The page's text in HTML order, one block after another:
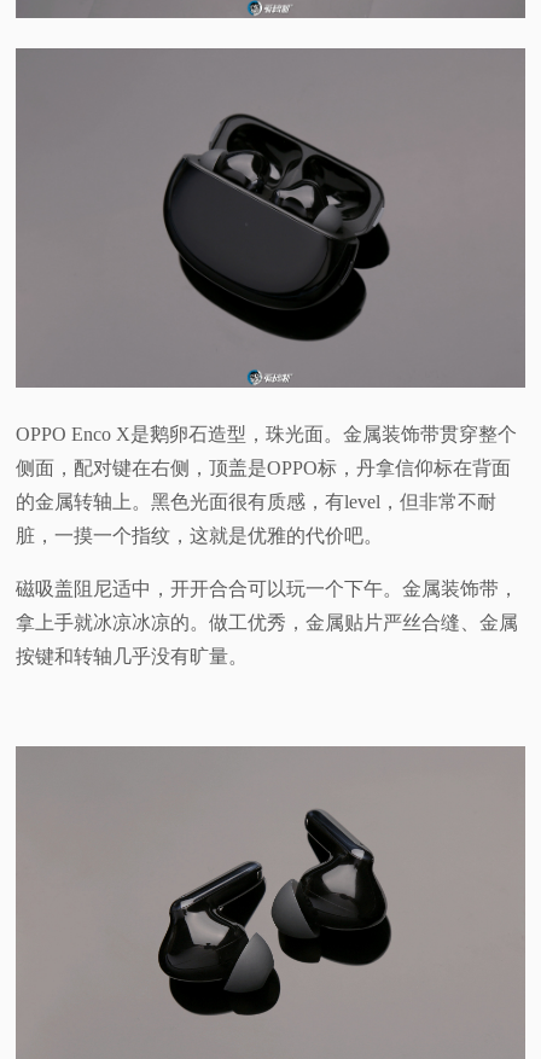
OPPO Enco X是鹅卵石造型，珠光面。金属装饰带贯穿整个
侧面，配对键在右侧，顶盖是OPPO标，丹拿信仰标在背面
的金属转轴上。黑色光面很有质感，有level，但非常不耐
脏，一摸一个指纹，这就是优雅的代价吧。
磁吸盖阻尼适中，开开合合可以玩一个下午。金属装饰带，
拿上手就冰凉冰凉的。做工优秀，金属贴片严丝合缝、金属
按键和转轴几乎没有旷量。